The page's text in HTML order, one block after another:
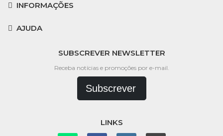
INFORMAÇÕES
AJUDA
SUBSCREVER NEWSLETTER
Receba notícias e promoções por e-mail.
Subscrever
LINKS